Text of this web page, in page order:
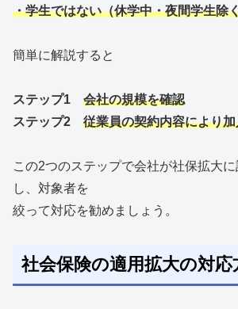
・学生ではない（休学中・夜間学生除
簡単に解説すると
ステップ1
会社の規模を確認
ステップ2
従業員の契約内容により
この2つのステップで会社が社保拡大
し、対象者を
絞って対応を勧めましょう。
社会保険の適用拡大の対応